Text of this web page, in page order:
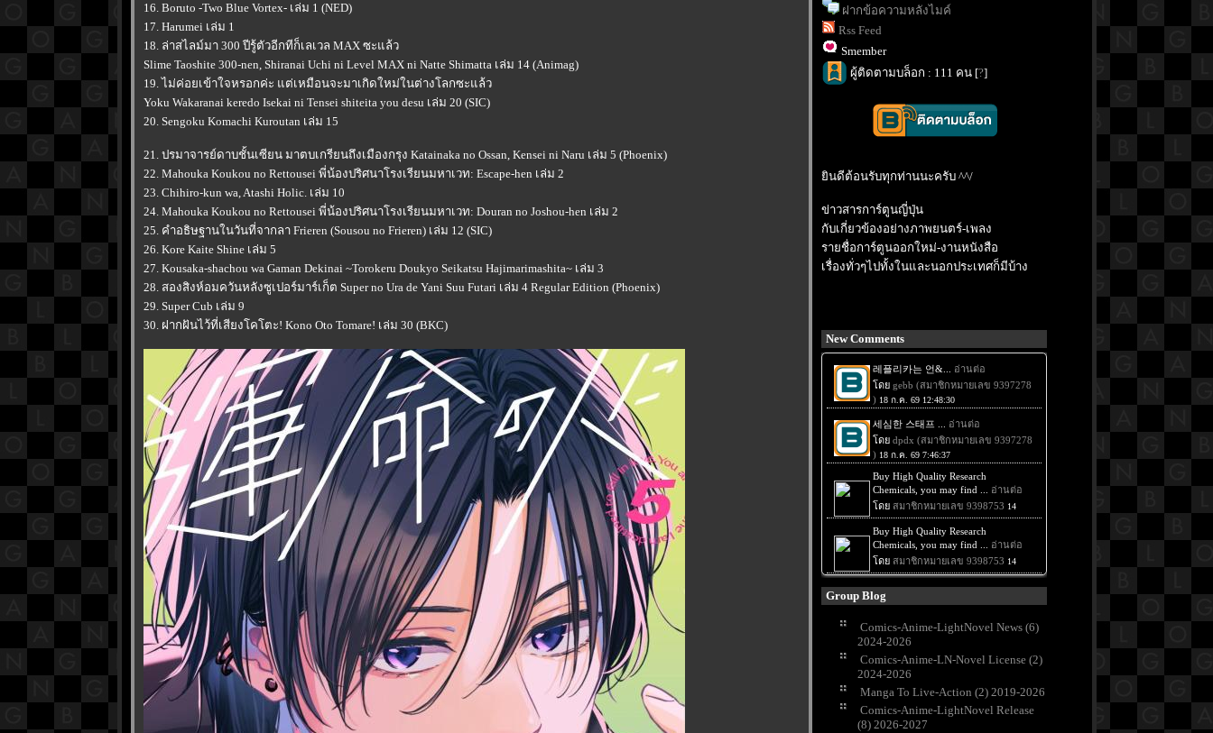
16. Boruto -Two Blue Vortex- เล่ม 1 (NED)
17. Harumei เล่ม 1
18. ล่าสไลม์มา 300 ปีรู้ตัวอีกทีก็เลเวล MAX ซะแล้ว
Slime Taoshite 300-nen, Shiranai Uchi ni Level MAX ni Natte Shimatta เล่ม 14 (Animag)
19. ไม่ค่อยเข้าใจหรอกค่ะ แต่เหมือนจะมาเกิดใหม่ในต่างโลกซะแล้ว
Yoku Wakaranai keredo Isekai ni Tensei shiteita you desu เล่ม 20 (SIC)
20. Sengoku Komachi Kuroutan เล่ม 15
21. ปรมาจารย์ดาบชั้นเซียน มาตบเกรียนถึงเมืองกรุง Katainaka no Ossan, Kensei ni Naru เล่ม 5 (Phoenix)
22. Mahouka Koukou no Rettousei พี่น้องปริศนาโรงเรียนมหาเวท: Escape-hen เล่ม 2
23. Chihiro-kun wa, Atashi Holic. เล่ม 10
24. Mahouka Koukou no Rettousei พี่น้องปริศนาโรงเรียนมหาเวท: Douran no Joshou-hen เล่ม 2
25. คำอธิษฐานในวันที่จากลา Frieren (Sousou no Frieren) เล่ม 12 (SIC)
26. Kore Kaite Shine เล่ม 5
27. Kousaka-shachou wa Gaman Dekinai ~Torokeru Doukyo Seikatsu Hajimarimashita~ เล่ม 3
28. สองสิงห์อมควันหลังซูเปอร์มาร์เก็ต Super no Ura de Yani Suu Futari เล่ม 4 Regular Edition (Phoenix)
29. Super Cub เล่ม 9
30. ฝากฝันไว้ที่เสียงโคโตะ! Kono Oto Tomare! เล่ม 30 (BKC)
ฝากข้อความหลังไมค์
Rss Feed
Smember
ผู้ติดตามบล็อก : 111 คน [?]
ินดีต้อนรับทุกท่านนะครับ ^^/
ข่าวสารการ์ตูนญี่ปุ่น
กับเกี่ยวข้องอย่างภาพยนตร์-เพลง
รายชื่อการ์ตูนออกใหม่-งานหนังสือ
เรื่องทั่วๆไปทั้งในและนอกประเทศก็มีบ้าง
New Comments
Group Blog
Comics-Anime-LightNovel News (6)
2024-2026
Comics-Anime-LN-Novel License (2)
2024-2026
Manga To Live-Action (2) 2019-2026
Comics-Anime-LightNovel Release
(8) 2026-2027